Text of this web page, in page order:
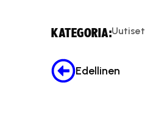
KATEGORIA:Uutiset
Edellinen